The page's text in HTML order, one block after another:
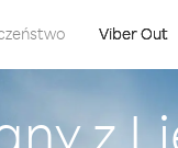
Viber Out
z